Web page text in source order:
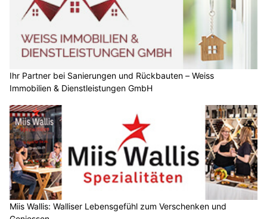
Ihr Partner bei Sanierungen und Rückbauten – Weiss
Immobilien & Dienstleistungen GmbH
Miis Wallis: Walliser Lebensgefühl zum Verschenken und